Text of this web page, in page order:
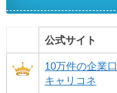
公式サイト
10万件の企業
キャリコネ